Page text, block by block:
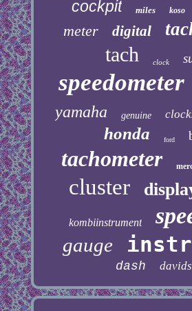
cockpit miles koso
meter digital
tach clock
speedometer
yamaha genuine
honda ford
tachometer
cluster
kombiinstrument
gauge
dash